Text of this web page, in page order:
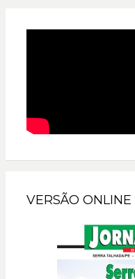
VERSÃO ONLINE